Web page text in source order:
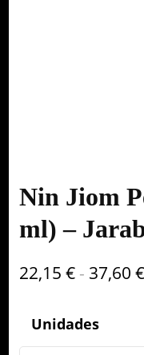
Nin Jiom
ml) –
22,15 € - 37,60 €
Unidades